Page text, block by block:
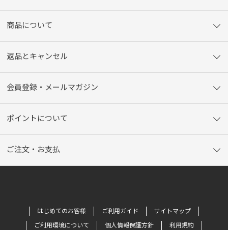
商品について
返品とキャンセル
会員登録・メールマガジン
ポイントについて
ご注文・お支払
はじめてのお客様 ご利用ガイド
サイトマップ
ご利用環境について
個人情報保護方針 利用規約